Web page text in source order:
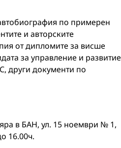
по примерен
и авторските
от дипломите за висше
за управление и развитие
други документи по
в БАН, ул. 15 ноември № 1,
16.00ч.